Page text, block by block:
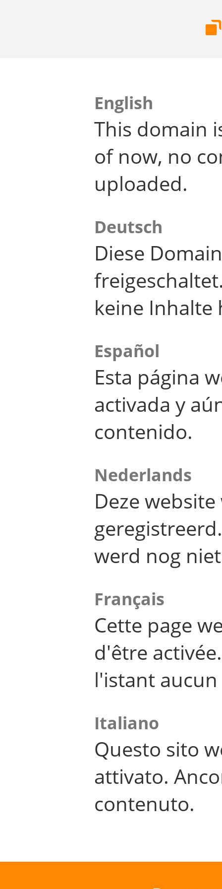
English
This domain
of now, no
uploaded.
Deutsch
Diese
keine Inhalte
Español
Esta página
activada y
contenido.
Nederlands
Deze
werd nog
Français
Cette page
d'être
l'istant
Italiano
Questo sito
attivato.
contenuto.